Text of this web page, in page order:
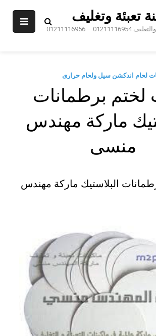
تعبئة وتغليف
اسعار ماكينات التعبئة والتغليف 01211116954 – 01211116956 –
لحام اندكشن سيل ولحام حرارى
لختم برطمانات
ماركة مهندس
منسى
البلاستيك ماركة مهندس